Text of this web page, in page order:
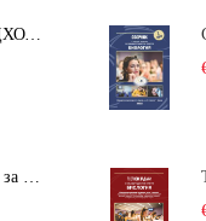
ИНТЕГРАТИВЕН ПОДХОД В БОРБАТА С COVID-19: От патогенезата на Sars-Cov-2 до фитомедицината и етноботаниката. Антивирусна активност и терапевтичен потенциал на българските лечебни растения